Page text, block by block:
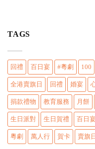
TAGS
回禮 百日宴 #粵劇 100
全港賣旗日 回禮 婚宴
捐款禮物 教育服務 月餅
生日派對 生日賀禮 百日
粵劇 萬人行 賀卡 賣旗日